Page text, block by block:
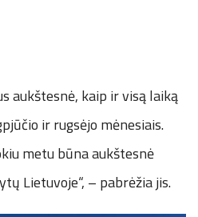
aukštesnė, kaip ir visą laiką
ir rugsėjo mėnesiais.
metu būna aukštesnė
Lietuvoje“, – pabrėžia jis.